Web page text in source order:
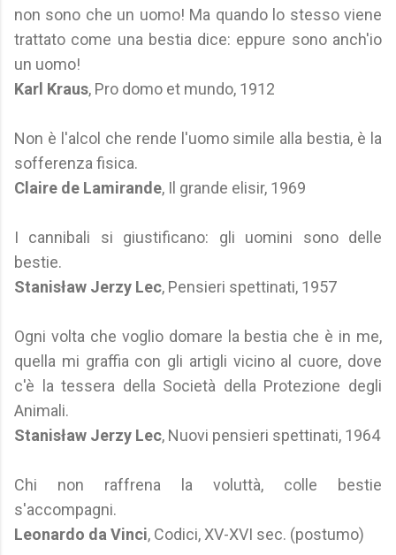
non sono che un uomo! Ma quando lo stesso viene
trattato come una bestia dice: eppure sono anch'io
un uomo!
Karl Kraus, Pro domo et mundo, 1912
Non è l'alcol che rende l'uomo simile alla bestia, è la
sofferenza fisica.
Claire de Lamirande, Il grande elisir, 1969
I cannibali si giustificano: gli uomini sono delle
bestie.
Stanisław Jerzy Lec, Pensieri spettinati, 1957
Ogni volta che voglio domare la bestia che è in me,
quella mi graffia con gli artigli vicino al cuore, dove
c'è la tessera della Società della Protezione degli
Animali.
Stanisław Jerzy Lec, Nuovi pensieri spettinati, 1964
Chi non raffrena la voluttà, colle bestie
s'accompagni.
Leonardo da Vinci, Codici, XV-XVI sec. (postumo)